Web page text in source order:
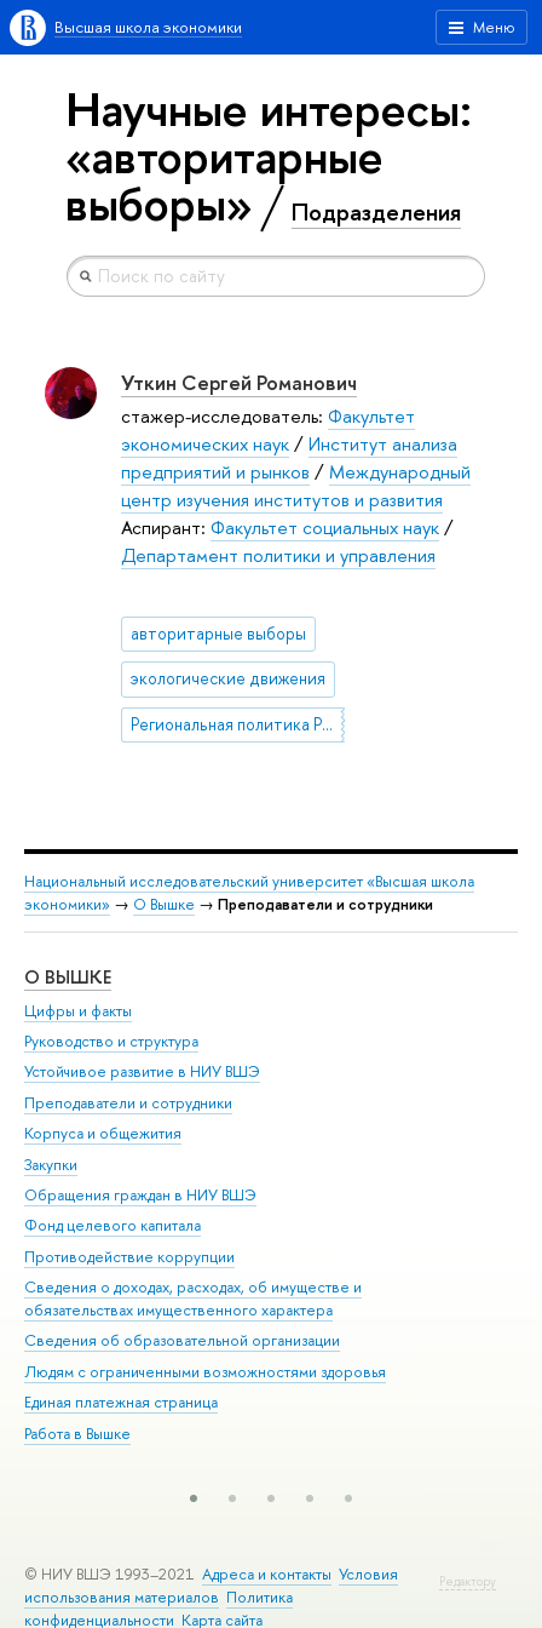
Меню
Высшая школа экономики
Научные интересы:
«авторитарные
выборы» Подразделения
Уткин Сергей Романович
стажер-исследователь: Факультет
экономических наук/Институт анализа
предприятий и рынков /Международный
центр изучения институтов и развития
Аспирант: Факультет социальных наук/
Департамент политики и управления
авторитарные выборы
экологические движения
Региональная политика России
Национальный исследовательский университет «Высшая школа
экономики» → О Вышке → Преподаватели и сотрудники
О ВЫШКЕ
Цифры и факты
Руководство и структура
Устойчивое развитие в НИУ ВШЭ
Преподаватели и сотрудники
Корпуса и общежития
Закупки
Обращения граждан в НИУ ВШЭ
Фонд целевого капитала
Противодействие коррупции
Сведения о доходах, расходах, об имуществе и
обязательствах имущественного характера
Сведения об образовательной организации
Людям с ограниченными возможностями здоровья
Единая платежная страница
Работа в Вышке
Редактору
© НИУ ВШЭ 1993–2021 Адреса и контакты Условия
использования материалов Политика
конфиденциальности Карта сайта